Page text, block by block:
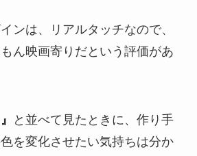
ンは、リアルタッチなので、
ん映画寄りだという評価があ
と並べて見たときに、作り手
を変化させたい気持ちは分か